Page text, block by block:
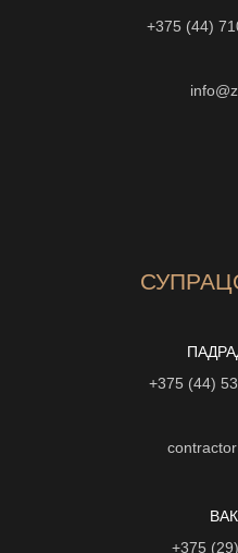
+375 (44)
+375 (44)
+375